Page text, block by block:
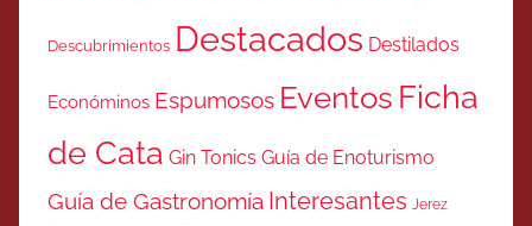
Descubrimientos Destacados Destilados
Económinos Espumosos Eventos Ficha
de Cata Gin Tonics Guía de Enoturismo
Guía de Gastronomía Interesantes Jerez